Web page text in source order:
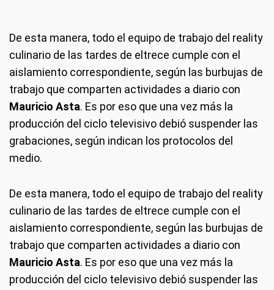
De esta manera, todo el equipo de trabajo del reality
culinario de las tardes de eltrece cumple con el
aislamiento correspondiente, según las burbujas de
trabajo que comparten actividades a diario con
Mauricio Asta. Es por eso que una vez más la
producción del ciclo televisivo debió suspender las
grabaciones, según indican los protocolos del
medio.
De esta manera, todo el equipo de trabajo del reality
culinario de las tardes de eltrece cumple con el
aislamiento correspondiente, según las burbujas de
trabajo que comparten actividades a diario con
Mauricio Asta. Es por eso que una vez más la
producción del ciclo televisivo debió suspender las